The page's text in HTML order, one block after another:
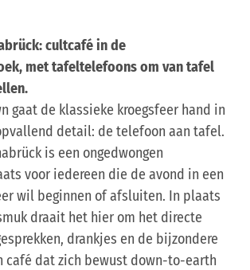
cultcafé in de
met tafeltelefoons om van tafel
gaat de klassieke kroegsfeer hand in
detail: de telefoon aan tafel.
is een ongedwongen
voor iedereen die de avond in een
wil beginnen of afsluiten. In plaats
draait het hier om het directe
drankjes en de bijzondere
café dat zich bewust down-to-earth